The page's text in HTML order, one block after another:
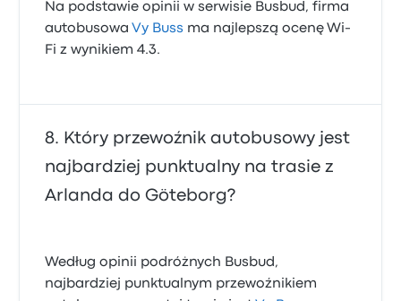
Na podstawie opinii w serwisie Busbud, firma
autobusowa Vy Buss ma najlepszą ocenę Wi-
Fi z wynikiem 4.3.
Który przewoźnik autobusowy jest
najbardziej punktualny na trasie z
Arlanda do Göteborg?
Według opinii podróżnych Busbud,
najbardziej punktualnym przewoźnikiem